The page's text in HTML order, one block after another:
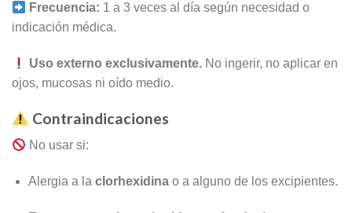
Frecuencia: 1 a 3 veces al día según necesidad o
indicación médica.
Uso externo exclusivamente. No ingerir, no aplicar en
ojos, mucosas ni oído medio.
Contraindicaciones
No usar si:
Alergia a la clorhexidinao a alguno de los excipientes.